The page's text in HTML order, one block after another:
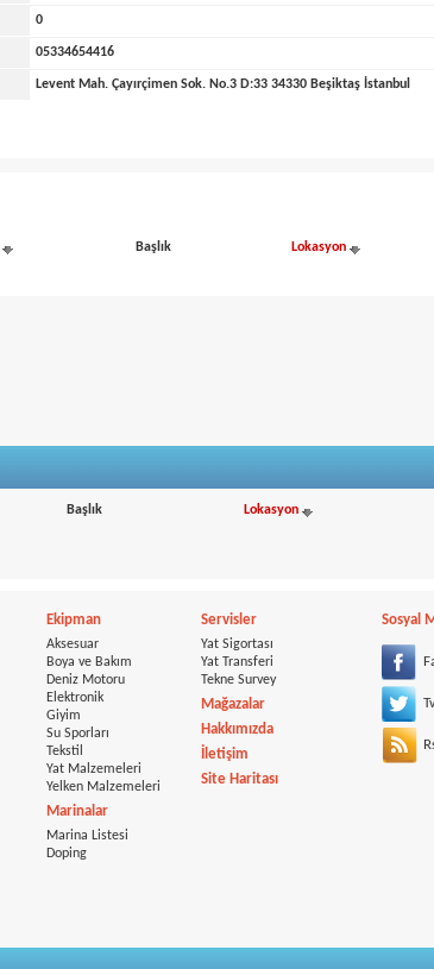
0
05334654416
Levent Mah. Çayırçimen Sok. No.3 D:33 34330 Beşiktaş İstanbul
Başlık Lokasyon
Başlık Lokasyon
Ekipman
Aksesuar
Boya ve Bakım
Deniz Motoru
Elektronik
Giyim
Su Sporları
Tekstil
Yat Malzemeleri
Yelken Malzemeleri
Marinalar
Marina Listesi
Doping
Servisler
Yat Sigortası
Yat Transferi
Tekne Survey
Mağazalar
Hakkımızda
İletişim
Site Haritası
Sosyal